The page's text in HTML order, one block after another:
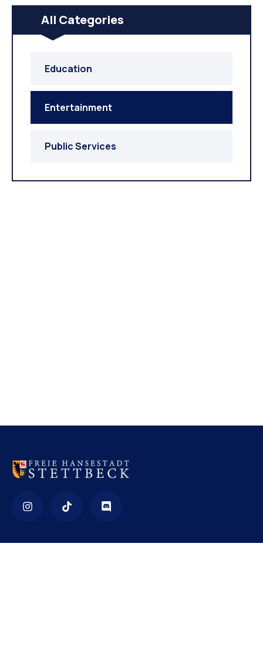
All Categories
Education
Entertainment
Public Services